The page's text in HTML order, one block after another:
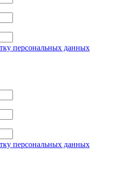
персональных данных
персональных данных